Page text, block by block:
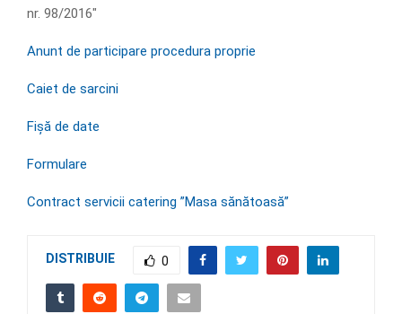
nr. 98/2016″
Anunt de participare procedura proprie
Caiet de sarcini
Fișă de date
Formulare
Contract servicii catering ”Masa sănătoasă”
DISTRIBUIE 0